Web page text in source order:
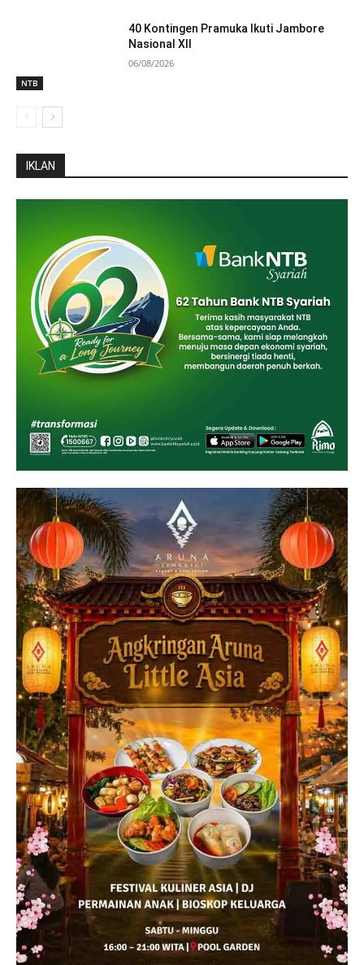
NTB
40 Kontingen Pramuka Ikuti Jambore
Nasional XII
06/08/2026
IKLAN